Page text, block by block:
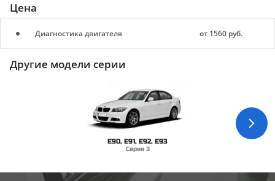
Цена
Диагностика двигателя от 1560 руб.
Другие модели серии
E90, E91, E92, E93
Серия 3